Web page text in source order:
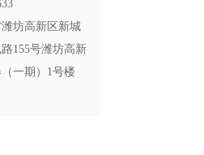
坊高新区新城
155号潍坊高新
一期）1号楼